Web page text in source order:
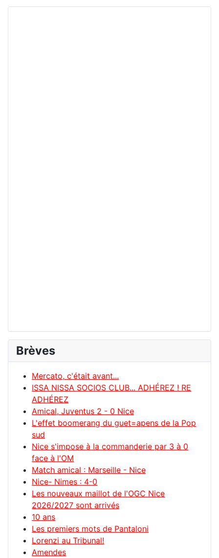
Brèves
Mercato, c'était avant...
ISSA NISSA SOCIOS CLUB... ADHÉREZ ! RE
ADHÉREZ
Amical, Juventus 2 - 0 Nice
L'effet boomerang du guet=apens de la Pop
sud
Nice s'impose à la commanderie par 3 à 0
face à l'OM
Match amical : Marseille - Nice
Nice- Nimes : 4-0
Les nouveaux maillot de l'OGC Nice
2026/2027 sont arrivés
10 ans
Les premiers mots de Pantaloni
Lorenzi au Tribunal!
Amendes